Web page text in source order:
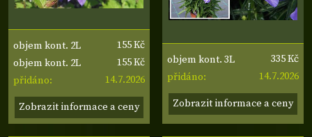
objem kont. 2L
155 Kč
objem kont. 2L
155 Kč
přidáno:
14.7.2026
Zobrazit informace a ceny
objem kont. 3L
335 Kč
přidáno:
14.7.2026
Zobrazit informace a ceny